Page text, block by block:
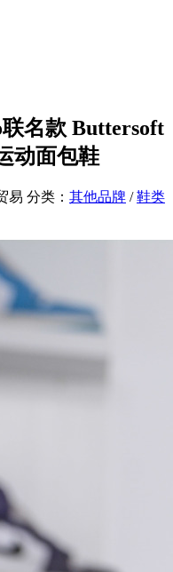
名款 Buttersoft
动面包鞋
易 分类： 其他品牌 /鞋类